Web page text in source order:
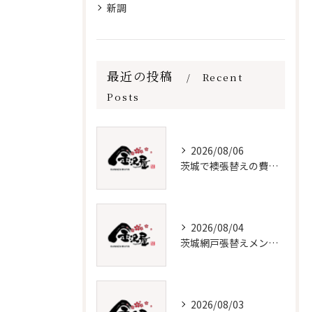
新調
最近の投稿
Recent
Posts
2026/08/06
茨城で襖張替えの費用と時期を解説
2026/08/04
茨城網戸張替えメンテナンス必須知識
2026/08/03